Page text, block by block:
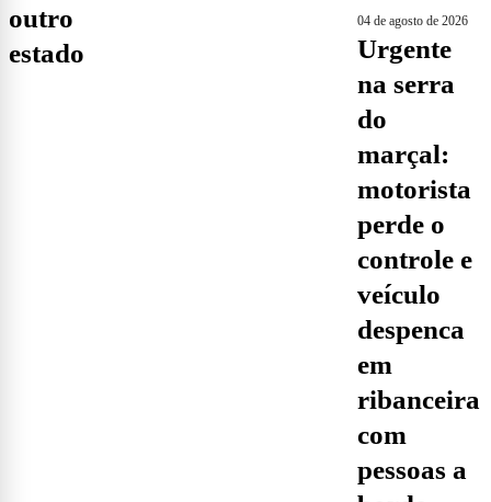
outro
estado
04 de agosto de 2026
urgente
na serra
do
marçal:
motorista
perde o
controle e
veículo
despenca
em
ribanceira
com
pessoas a